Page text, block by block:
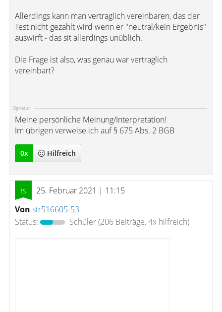
Allerdings kann man vertraglich vereinbaren, das der
Test nicht gezahlt wird wenn er "neutral/kein Ergebnis"
auswirft - das sit allerdings unüblich.
Die Frage ist also, was genau war vertraglich
vereinbart?
Signatur:
Meine persönliche Meinung/Interpretation!
Im übrigen verweise ich auf § 675 Abs. 2 BGB
0x Hilfreich
25. Februar 2021 | 11:15
Von str516605-53
Status:
Schüler(206 Beiträge, 4x hilfreich)